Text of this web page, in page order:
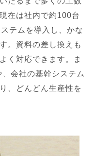
在は社内で約100台
テムを導入し、かな
。資料の差し換えも
く対応できます。ま
会社の基幹システム
、どんどん生産性を